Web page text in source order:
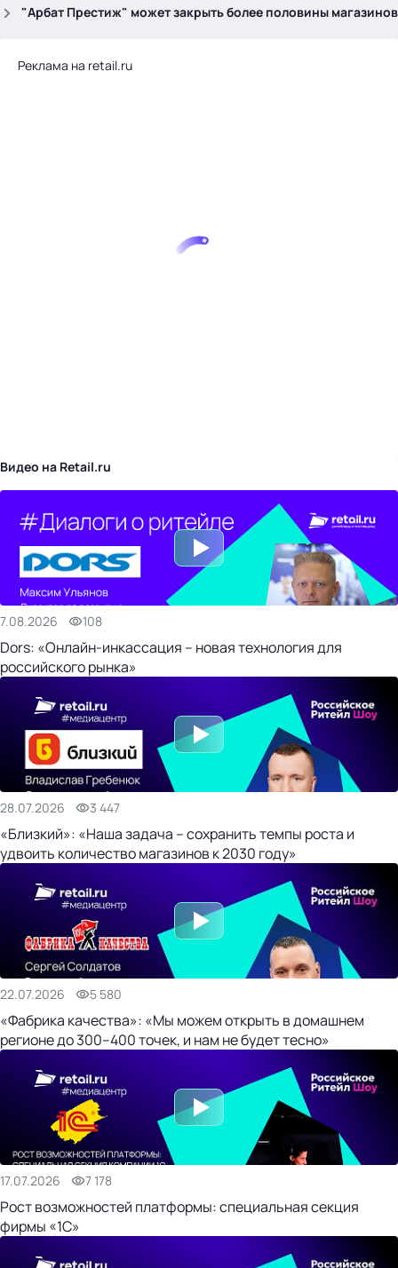
"Арбат Престиж" может закрыть более половины магазинов
Реклама на retail.ru
Видео на Retail.ru
7.08.2026 108
Dors: «Онлайн-инкассация – новая технология для
российского рынка»
28.07.2026 3 447
«Близкий»: «Наша задача – сохранить темпы роста и
удвоить количество магазинов к 2030 году»
22.07.2026 5 580
«Фабрика качества»: «Мы можем открыть в домашнем
регионе до 300–400 точек, и нам не будет тесно»
17.07.2026 7 178
Рост возможностей платформы: специальная секция
фирмы «1С»